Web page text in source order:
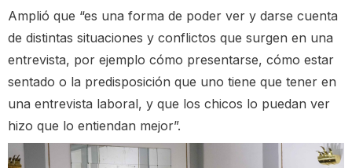
Amplió que “es una forma de poder ver y darse cuenta
de distintas situaciones y conflictos que surgen en una
entrevista, por ejemplo cómo presentarse, cómo estar
sentado o la predisposición que uno tiene que tener en
una entrevista laboral, y que los chicos lo puedan ver
hizo que lo entiendan mejor”.